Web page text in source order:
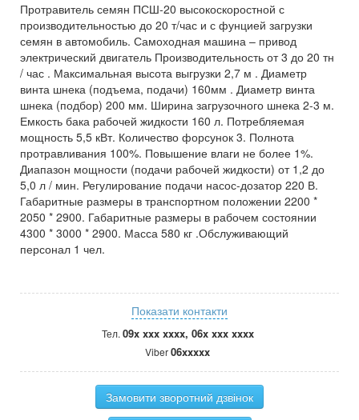
Протравитель семян ПСШ-20 высокоскоростной с
производительностью до 20 т/час и с фунцией загрузки
семян в автомобиль. Самоходная машина – привод
электрический двигатель Производительность от 3 до 20 тн
/ час . Максимальная высота выгрузки 2,7 м . Диаметр
винта шнека (подъема, подачи) 160мм . Диаметр винта
шнека (подбор) 200 мм. Ширина загрузочного шнека 2-3 м.
Емкость бака рабочей жидкости 160 л. Потребляемая
мощность 5,5 кВт. Количество форсунок 3. Полнота
протравливания 100%. Повышение влаги не более 1%.
Диапазон мощности (подачи рабочей жидкости) от 1,2 до
5,0 л / мин. Регулирование подачи насос-дозатор 220 В.
Габаритные размеры в транспортном положении 2200 *
2050 * 2900. Габаритные размеры в рабочем состоянии
4300 * 3000 * 2900. Масса 580 кг .Обслуживающий
персонал 1 чел.
Показати контакти
Тел. 09x xxx xxxx, 06x xxx xxxx
Viber06xxxxx
Замовити зворотний дзвінок